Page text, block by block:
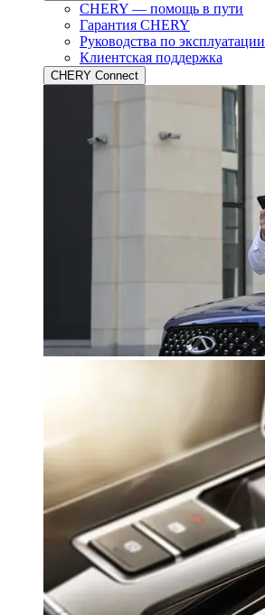
CHERY — помощь в пути
Гарантия CHERY
Руководства по эксплуатации
Клиентская поддержка
CHERY Connect